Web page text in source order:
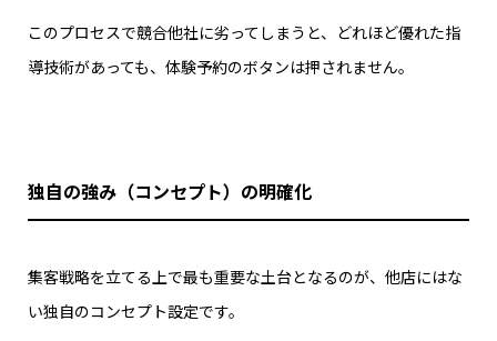
このプロセスで競合他社に劣ってしまうと、どれほど優れた指
導技術があっても、体験予約のボタンは押されません。
独自の強み（コンセプト）の明確化
集客戦略を立てる上で最も重要な土台となるのが、他店にはな
い独自のコンセプト設定です。